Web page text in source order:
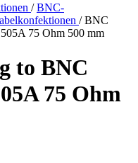
/ BNC-
/ BNC
75 Ohm 500 mm
to BNC
75 Ohm